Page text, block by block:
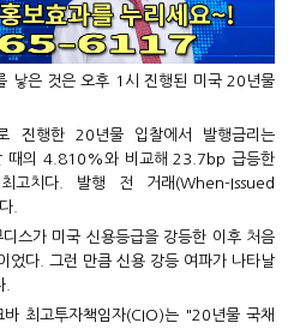
낳은 것은 오후 1시 진행된 미국 20년물
진행한 20년물 입찰에서 발행금리는
때의 4.810%와 비교해 23.7bp 급등한
치다. 발행 전 거래(When-Issued
.
스가 미국 신용등급을 강등한 이후 처음
었다. 그런 만큼 신용 강등 여파가 나타날
.
최고투자책임자(CIO)는 "20년물 국채